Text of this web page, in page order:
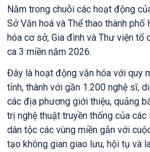
Nằm trong chuỗi các hoạt động
Sở Văn hoá và Thể thao thành
hóa cơ sở, Gia đình và Thư viện tổ
ca 3 miền năm 2026.
Đây là hoạt động văn hóa với quy
tỉnh, thành với gần 1.200 nghệ sĩ,
các địa phương giới thiệu, quảng
trị nghệ thuật truyền thống của các
dân tộc các vùng miền gắn với
tạo không gian giao lưu, hội tụ và